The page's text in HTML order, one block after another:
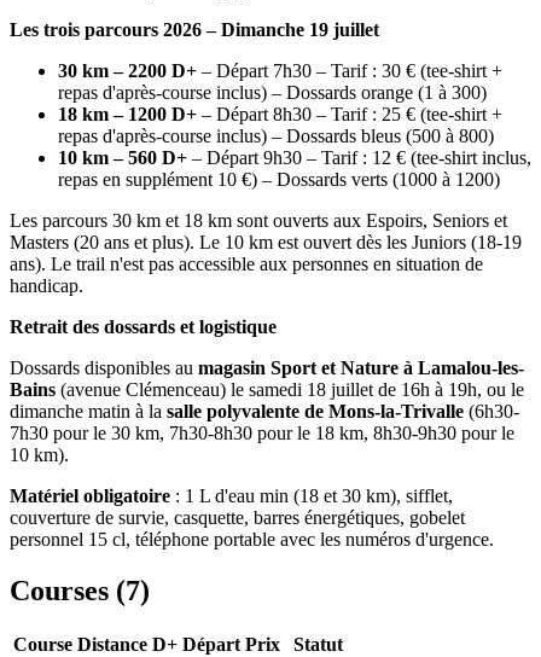
Les trois parcours 2026 – Dimanche 19 juillet
30 km – 2200 D+ – Départ 7h30 – Tarif : 30 € (tee-shirt +
repas d'après-course inclus) – Dossards orange (1 à 300)
18 km – 1200 D+ – Départ 8h30 – Tarif : 25 € (tee-shirt +
repas d'après-course inclus) – Dossards bleus (500 à 800)
10 km – 560 D+ – Départ 9h30 – Tarif : 12 € (tee-shirt inclus,
repas en supplément 10 €) – Dossards verts (1000 à 1200)
Les parcours 30 km et 18 km sont ouverts aux Espoirs, Seniors et
Masters (20 ans et plus). Le 10 km est ouvert dès les Juniors (18-19
ans). Le trail n'est pas accessible aux personnes en situation de
handicap.
Retrait des dossards et logistique
Dossards disponibles au magasin Sport et Nature à Lamalou-les-
Bains (avenue Clémenceau) le samedi 18 juillet de 16h à 19h, ou le
dimanche matin à la salle polyvalente de Mons-la-Trivalle (6h30-
7h30 pour le 30 km, 7h30-8h30 pour le 18 km, 8h30-9h30 pour le
10 km).
Matériel obligatoire : 1 L d'eau min (18 et 30 km), sifflet,
couverture de survie, casquette, barres énergétiques, gobelet
personnel 15 cl, téléphone portable avec les numéros d'urgence.
Courses (7)
Course Distance D+ Départ Prix
Statut